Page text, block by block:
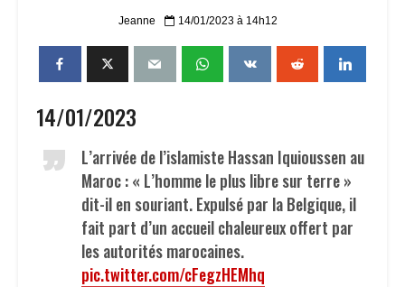
Jeanne 14/01/2023 à 14h12
14/01/2023
L’arrivée de l’islamiste Hassan Iquioussen au
Maroc : « L’homme le plus libre sur terre »
dit-il en souriant. Expulsé par la Belgique, il
fait part d’un accueil chaleureux offert par
les autorités marocaines.
pic.twitter.com/cFegzHEMhq